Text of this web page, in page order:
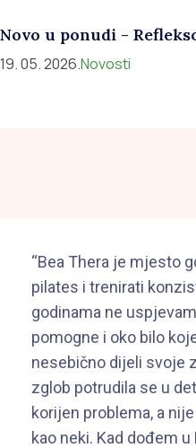
Novo u ponudi -
19. 05. 2026.Novosti
“Bea Thera je mjesto
pilates i trenirati
godinama ne
pomogne i oko bilo
nesebično dijeli svoje
zglob potrudila se u
korijen problema, a
kao neki. Kad dođem